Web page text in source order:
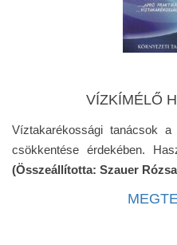
VÍZKÍMÉLŐ
Víztakarékossági tanácsok a
csökkentése érdekében.
(Összeállította: Szauer